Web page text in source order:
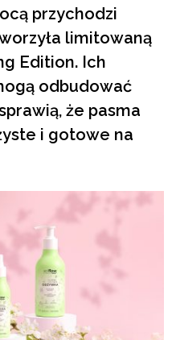
przychodzi
limitowaną
Edition. Ich
odbudować
że pasma
i gotowe na